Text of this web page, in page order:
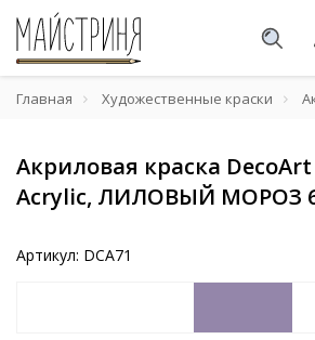
Главная Художественные краски
Акриловая краска
Acrylic, ЛИЛОВЫЙ МОРОЗ
Артикул: DCA71